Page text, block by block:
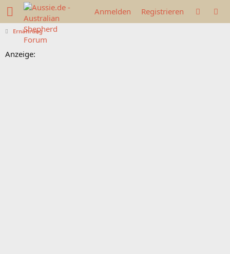
Anmelden Registrieren
Ernährung
Anzeige: